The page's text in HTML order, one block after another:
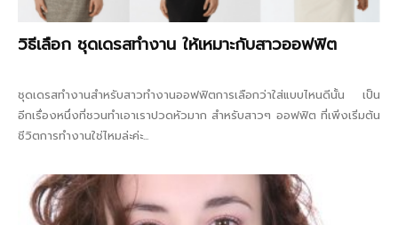
วิธีเลือก ชุดเดรสทำงาน ให้เหมาะกับสาวออฟฟิต
ชุดเดรสทำงานสำหรับสาวทำงานออฟฟิตการเลือกว่าใส่แบบไหนดีนั้น เป็น
อีกเรื่องหนึ่งที่ชวนทำเอาเราปวดหัวมาก สำหรับสาวๆ ออฟฟิต ที่เพิ่งเริ่มต้น
ชีวิตการทำงานใช่ไหมล่ะค่ะ...